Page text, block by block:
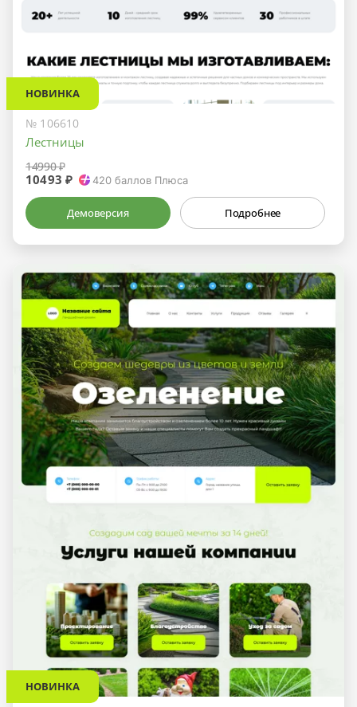
НОВИНКА
№ 106610
Лестницы
14990 ₽
10493 ₽ 420 баллов Плюса
Демоверсия Подробнее
НОВИНКА